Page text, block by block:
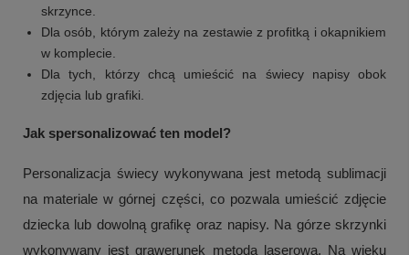
+2
skrzynce.
Dla osób, którym zależy na zestawie z profitką i okapnikiem
w komplecie.
Dla tych, którzy chcą umieścić na świecy napisy obok
zdjęcia lub grafiki.
Jak spersonalizować ten model?
Personalizacja świecy wykonywana jest metodą sublimacji
na materiale w górnej części, co pozwala umieścić zdjęcie
dziecka lub dowolną grafikę oraz napisy. Na górze skrzynki
wykonywany jest grawerunek metodą laserową. Na wieku